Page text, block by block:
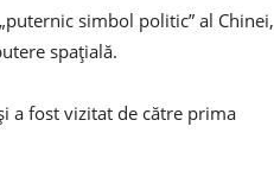
simbol politic” al Chinei,
spațială.
a fost vizitat de către prima